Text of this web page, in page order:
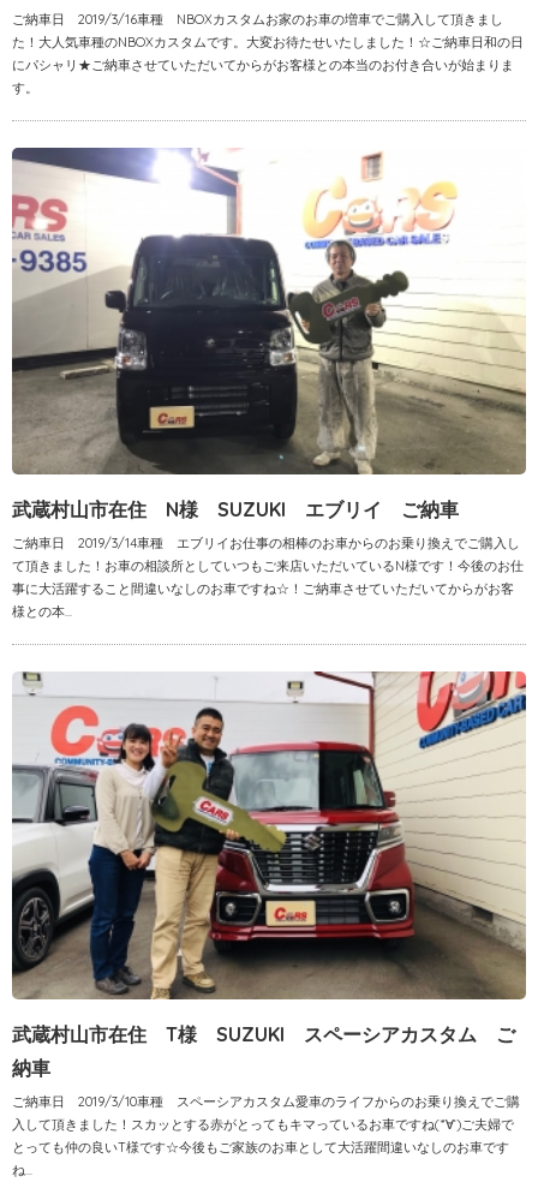
ご納車日 2019/3/16車種 NBOXカスタムお家のお車の増車でご購入して頂きまし
た！大人気車種のNBOXカスタムです。大変お待たせいたしました！☆ご納車日和の日
にパシャリ★ご納車させていただいてからがお客様との本当のお付き合いが始まりま
す。
武蔵村山市在住 N様 SUZUKI エブリイ ご納車
ご納車日 2019/3/14車種 エブリイお仕事の相棒のお車からのお乗り換えでご購入し
て頂きました！お車の相談所としていつもご来店いただいているN様です！今後のお仕
事に大活躍すること間違いなしのお車ですね☆！ご納車させていただいてからがお客
様との本...
武蔵村山市在住 T様 SUZUKI スペーシアカスタム ご
納車
ご納車日 2019/3/10車種 スペーシアカスタム愛車のライフからのお乗り換えでご購
入して頂きました！スカッとする赤がとってもキマっているお車ですね(*‘∀‘)ご夫婦で
とっても仲の良いT様です☆今後もご家族のお車として大活躍間違いなしのお車です
ね...